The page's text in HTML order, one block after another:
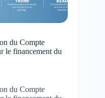
du Compte
le financement du
du Compte